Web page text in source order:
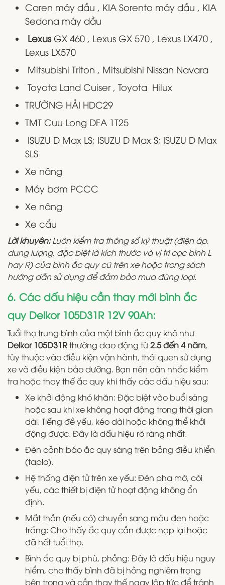
Caren máy dầu , KIA Sorento máy dầu , KIA
Sedona máy dầu
LexusGX 460 , Lexus GX 570 , Lexus LX470 ,
Lexus LX570
Mitsubishi Triton , Mitsubishi Nissan Navara
Toyota Land Cuiser , Toyota Hilux
TRƯỜNG HẢI HDC29
TMT Cuu Long DFA 1T25
ISUZU D Max LS; ISUZU D Max S; ISUZU D Max
SLS
Xe nâng
Máy bơm PCCC
Xe nâng
Xe cẩu
Lời khuyên:Luôn kiểm tra thông số kỹ thuật (điện áp,
dung lượng, đặc biệt là kích thước và vị trí cọc bình L
hay R) của bình ắc quy cũ trên xe hoặc trong sách
hướng dẫn sử dụng để đảm bảo mua đúng loại.
6. Các dấu hiệu cần thay mới bình ắc
quy Delkor 105D31R 12V 90Ah:
Tuổi thọ trung bình của một bình ắc quy khô như
Delkor 105D31Rthường dao động từ2.5 đến 4 năm,
tùy thuộc vào điều kiện vận hành, thói quen sử dụng
xe và điều kiện bảo dưỡng. Bạn nên cân nhắc kiểm
tra hoặc thay thế ắc quy khi thấy các dấu hiệu sau:
Xe khởi động khó khăn: Đặc biệt vào buổi sáng
hoặc sau khi xe không hoạt động trong thời gian
dài. Tiếng đề yếu, kéo dài hoặc không thể khởi
động được. Đây là dấu hiệu rõ ràng nhất.
Đèn cảnh báo ắc quy sáng trên bảng điều khiển
(taplo).
Hệ thống điện tử trên xe yếu: Đèn pha mờ, còi
yếu, các thiết bị điện tử hoạt động không ổn
định.
Mắt thần (nếu có) chuyển sang màu đen hoặc
trắng: Cho thấy ắc quy cần được nạp lại hoặc
đã hết tuổi thọ.
Bình ắc quy bị phù, phồng: Đây là dấu hiệu nguy
hiểm, cho thấy bình đã bị hỏng nghiêm trọng
bên trong và cần thay thế ngay lập tức để tránh